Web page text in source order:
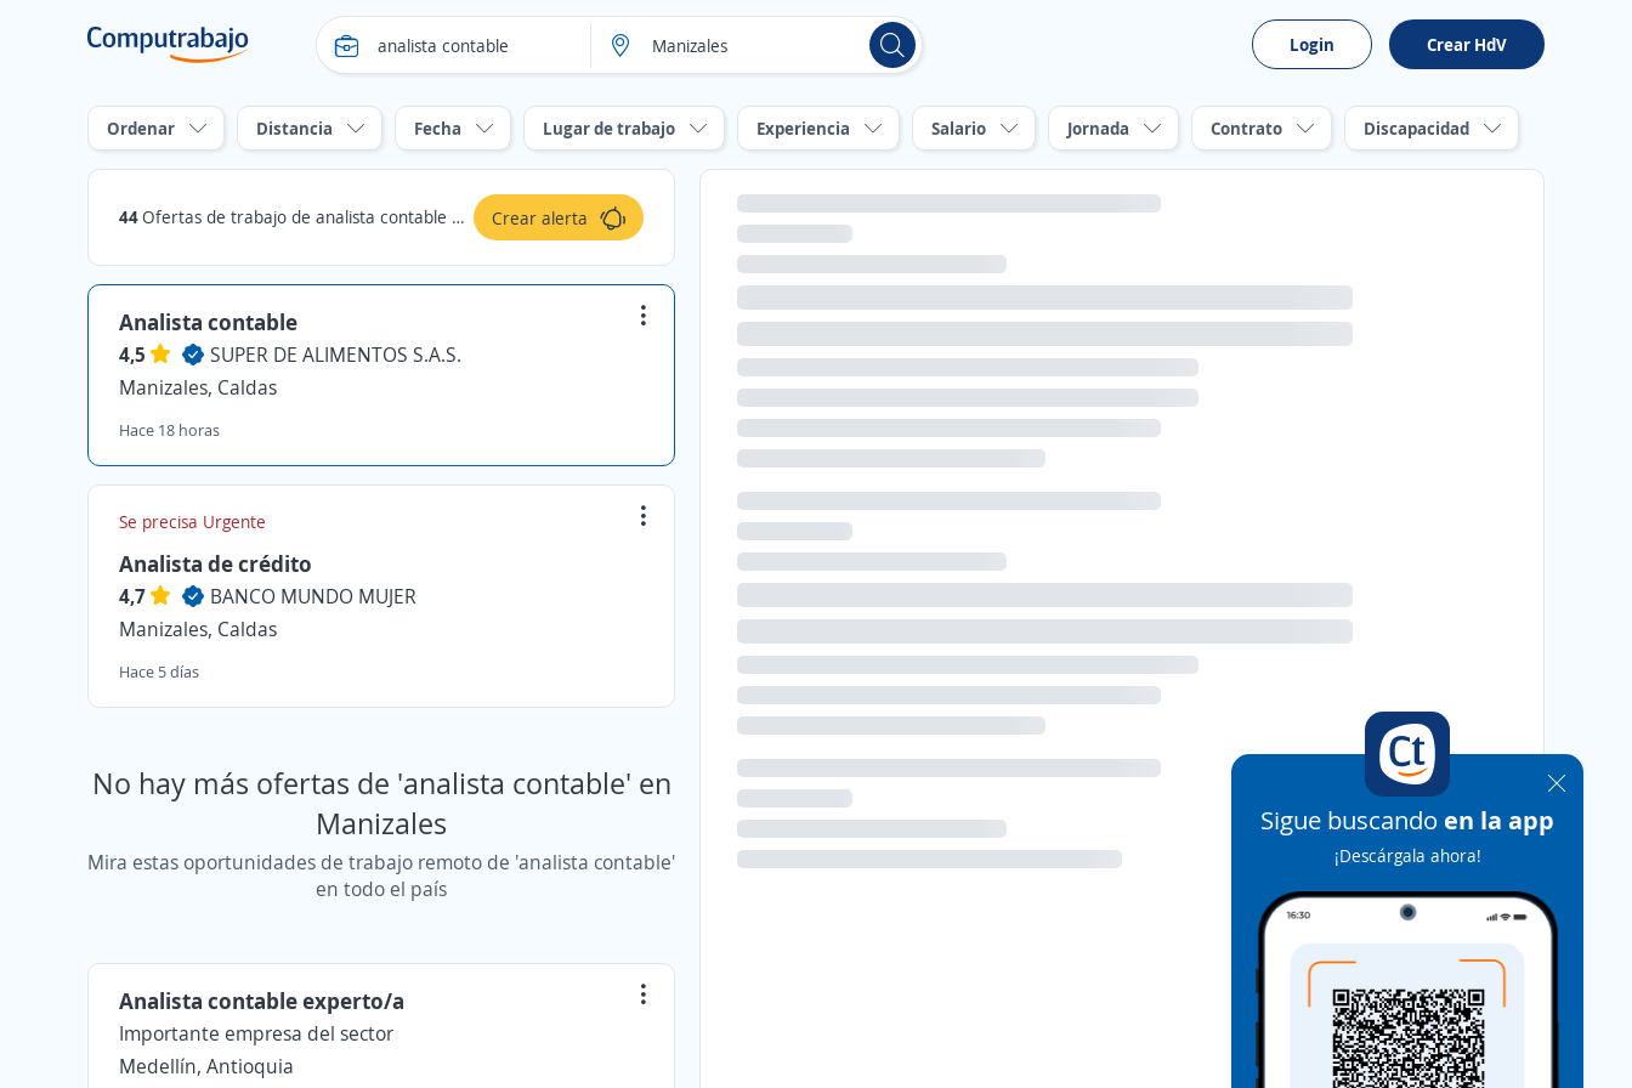
Login Crear HdV
Ordenar Distancia Fecha Lugar de trabajo Experiencia Salario Jornada Contrato Discapacidad
44Ofertas de trabajo de analista contable en Manizales, Caldas Crear alerta
Analista contable
4,5
SUPER DE ALIMENTOS S.A.S.
Manizales, Caldas
Hace 18 horas
Se precisa Urgente
Analista de crédito
4,7
BANCO MUNDO MUJER
Manizales, Caldas
Hace 5 días
No hay más ofertas de 'analista contable' en
Manizales
Mira estas oportunidades de trabajo remoto de 'analista contable'
en todo el país
Analista contable experto/a
Importante empresa del sector
Medellín, Antioquia
Sigue buscando en la app
¡Descárgala ahora!